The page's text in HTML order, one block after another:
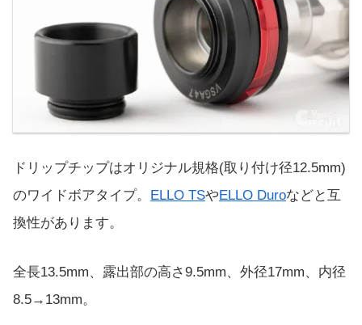
ドリップチップはオリジナル規格(取り付け径12.5mm)
のワイドボアタイプ。 ELLO TSやELLO Duroなどと互
換性があります。
全長13.5mm、露出部の高さ9.5mm、外径17mm、内径
8.5→13mm。